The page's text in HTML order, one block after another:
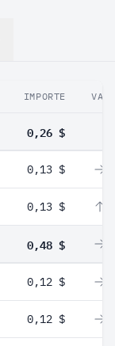
IMPORTE
0,26 $
0,13 $
0,13 $
0,48 $
0,12 $
0,12 $